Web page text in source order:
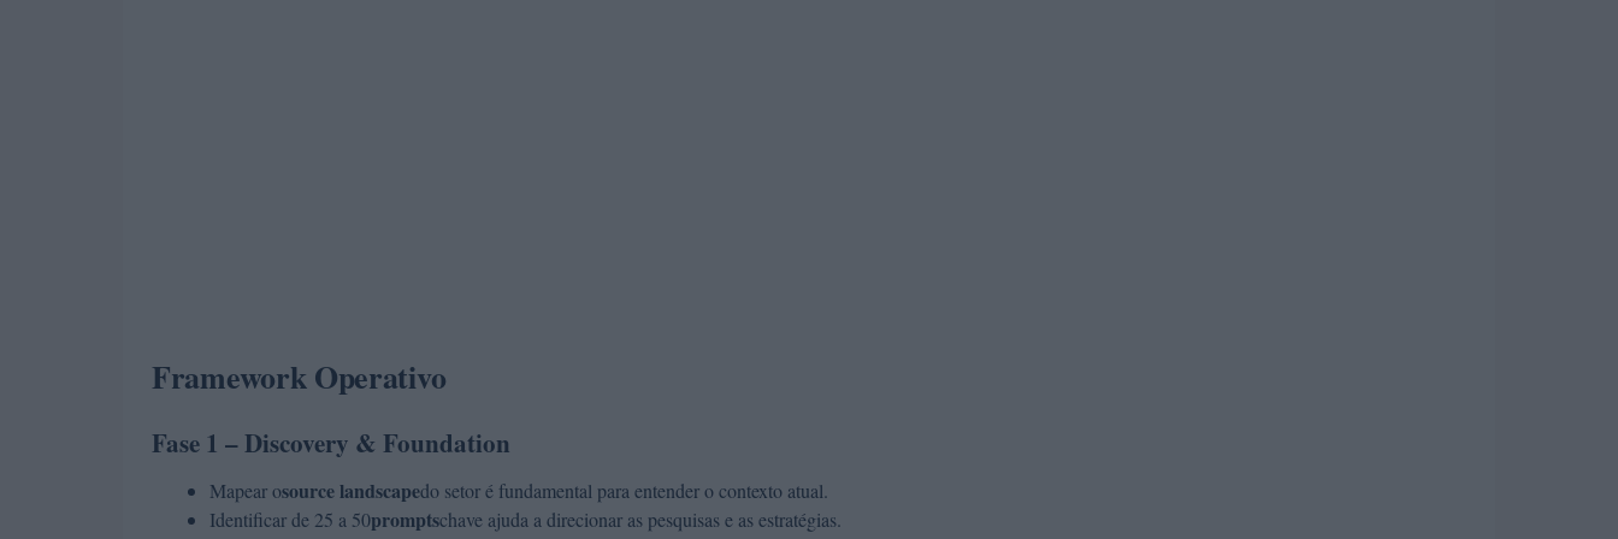
Framework Operativo
Fase 1 – Discovery & Foundation
Mapear osource landscapedo setor é fundamental para entender o contexto atual.
Identificar de 25 a 50promptschave ajuda a direcionar as pesquisas e as estratégias.